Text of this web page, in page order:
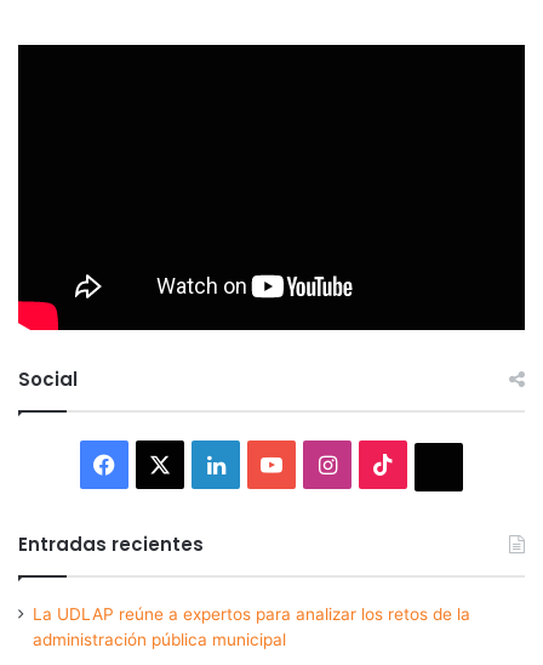
Social
Facebook LinkedInYouTubeInstagram
Entradas recientes
La UDLAP reúne a expertos para analizar los retos de la
administración pública municipal